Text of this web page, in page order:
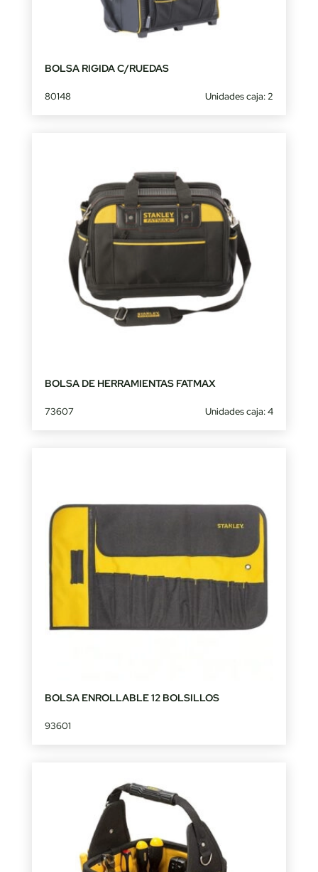
BOLSA RIGIDA C/RUEDAS
80148 Unidades caja: 2
BOLSA DE HERRAMIENTAS FATMAX
73607 Unidades caja: 4
BOLSA ENROLLABLE 12 BOLSILLOS
93601